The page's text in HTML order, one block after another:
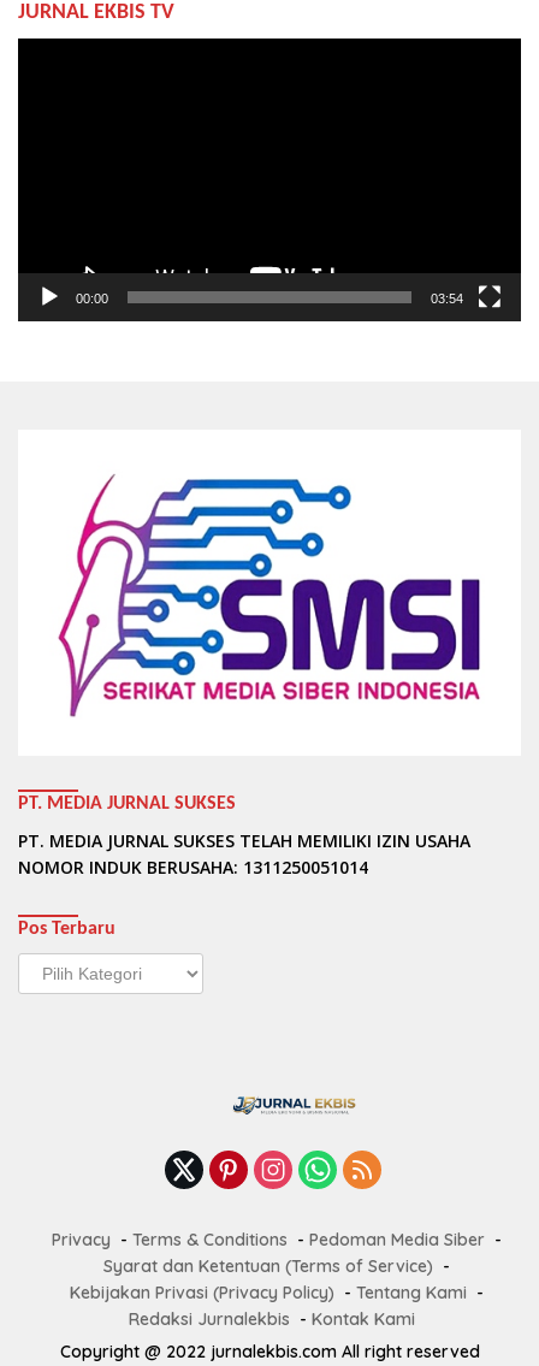
JURNAL EKBIS TV
00:00 03:54
PT. MEDIA JURNAL SUKSES
PT. MEDIA JURNAL SUKSES TELAH MEMILIKI IZIN USAHA
NOMOR INDUK BERUSAHA: 1311250051014
Pos Terbaru
Pos
Terbaru
Privacy Terms & Conditions
Pedoman Media Siber
Syarat dan Ketentuan (Terms of Service)
Kebijakan Privasi (Privacy Policy)
Tentang Kami
Redaksi Jurnalekbis
Kontak Kami
Copyright @ 2022 jurnalekbis.com All right reserved